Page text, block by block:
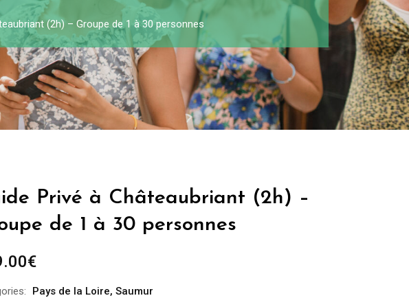
(2h) – Groupe de 1 à 30 personnes
Privé à Châteaubriant (2h) –
de 1 à 30 personnes
€
Pays de la Loire, Saumur